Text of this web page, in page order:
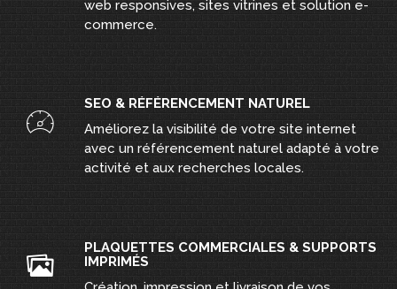
web responsives, sites vitrines et solution e-
commerce.
SEO & RÉFÉRENCEMENT NATUREL
Améliorez la visibilité de votre site internet
avec un référencement naturel adapté à votre
activité et aux recherches locales.
PLAQUETTES COMMERCIALES & SUPPORTS
IMPRIMÉS